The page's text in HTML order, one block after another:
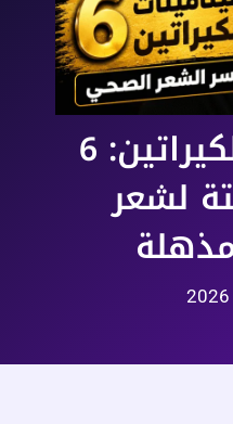
فيتامينات الكيراتين: 6
لشعر